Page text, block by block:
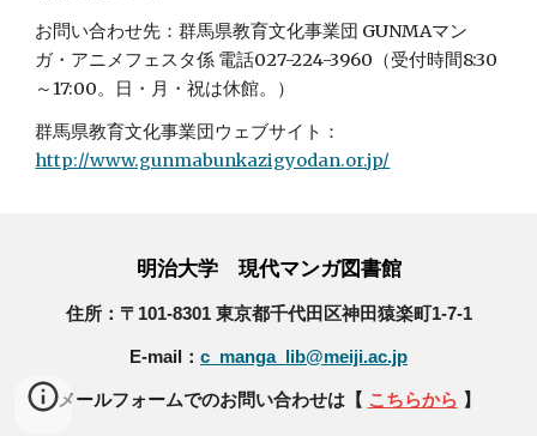
お問い合わせ先：群馬県教育文化事業団 GUNMAマン
ガ・アニメフェスタ係 電話027-224-3960（受付時間8:30
～17:00。日・月・祝は休館。）
群馬県教育文化事業団ウェブサイト：
http://www.gunmabunkazigyodan.or.jp/
明治大学 現代マンガ図書館
住所：〒101-8301 東京都千代田区神田猿楽町1-7-1
E-mail： c_manga_lib@meiji.ac.jp
メールフォームでのお問い合わせは【 こちらから 】